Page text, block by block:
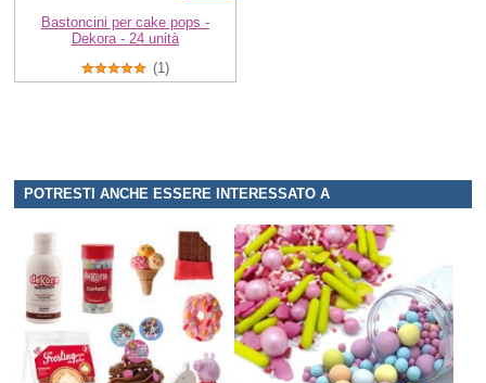
Bastoncini per cake pops -
Dekora - 24 unità
(1)
POTRESTI ANCHE ESSERE INTERESSATO A